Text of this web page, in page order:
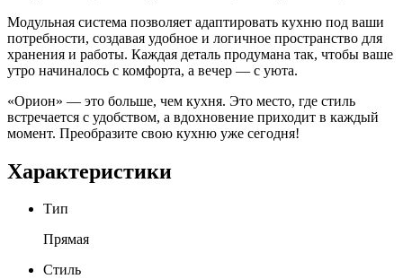
Модульная система позволяет адаптировать кухню под ваши
потребности, создавая удобное и логичное пространство для
хранения и работы. Каждая деталь продумана так, чтобы ваше
утро начиналось с комфорта, а вечер — с уюта.
«Орион» — это больше, чем кухня. Это место, где стиль
встречается с удобством, а вдохновение приходит в каждый
момент. Преобразите свою кухню уже сегодня!
Характеристики
Тип
Прямая
Стиль